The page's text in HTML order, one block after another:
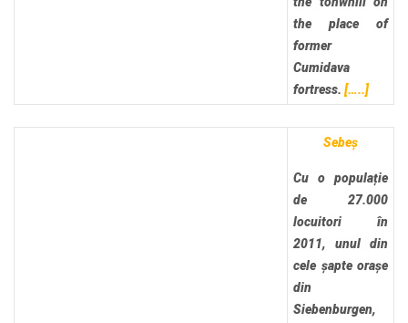
the place of
former
Cumidava
fortress. […..]
Sebeș
Cu o populație
de 27.000
locuitori în
2011, unul din
cele șapte orașe
din
Siebenburgen,